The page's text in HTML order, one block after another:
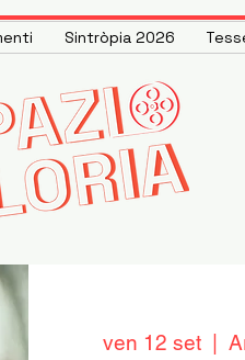
Sintròpia 2026
ven 12 set